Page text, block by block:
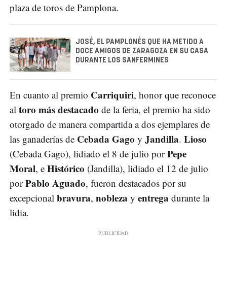
plaza de toros de Pamplona.
JOSÉ, EL PAMPLONÉS QUE HA METIDO A
DOCE AMIGOS DE ZARAGOZA EN SU CASA
DURANTE LOS SANFERMINES
En cuanto al premio Carriquiri, honor que reconoce
al toro más destacado de la feria, el premio ha sido
otorgado de manera compartida a dos ejemplares de
las ganaderías de Cebada Gago y Jandilla. Lioso
(Cebada Gago), lidiado el 8 de julio porPepe
Moral, e Histórico (Jandilla), lidiado el 12 de julio
porPablo Aguado, fueron destacados por su
excepcional bravura, nobleza y entrega durante la
lidia.